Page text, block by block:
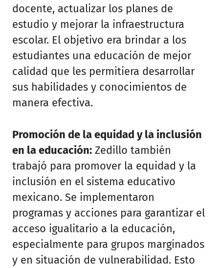
docente, actualizar los planes de
estudio y mejorar la infraestructura
escolar. El objetivo era brindar a los
estudiantes una educación de mejor
calidad que les permitiera desarrollar
sus habilidades y conocimientos de
manera efectiva.
Promoción de la equidad y la inclusión
en la educación: Zedillo también
trabajó para promover la equidad y la
inclusión en el sistema educativo
mexicano. Se implementaron
programas y acciones para garantizar el
acceso igualitario a la educación,
especialmente para grupos marginados
y en situación de vulnerabilidad. Esto